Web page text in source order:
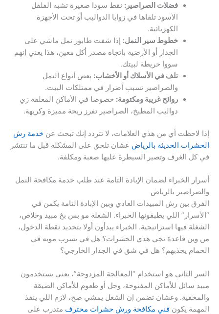
فضلات الصراصير: نقط سودا صغيرة تشبه الفلفل
الأسود تلقاها في زوايا الدواليب أو تحت الأجهزة
الكهربائية.
خطوط سير النمل: إذا شفت طابور نمل ماشي على
الجدار أو الأرضية باتجاه مصدر أكل معين، هذا يعني إنهم
سووا خريطة لبيتك.
تلف في الأسلاك أو الأخشاب: بعض أنواع النمل
والصراصير تسبب أضرار في ممتلكات البيت.
روائح غريبة ومكتومة: خصوصا في الأماكن المغلقة زي
دواليب المطبخ، الصراصير تفرز ريحة مميزة وكريهة.
إذا لاحظت أي من هذي العلامات، لا تتردد إنك تبحث عن خدمة رش
الحشرات الحديثة بالرياض عشان تلحق على المشكلة قبل ما تنتشر
في كل الغرف وتصير السيطرة عليها صعبة ومكلفة.
أسرار الخبراء لضمان الإبادة التامة عند طلب خدمة مكافحة النمل
والصراصير بالرياض
الفرق بين رش المبيدات العادي وبين الإبادة التامة يكمن في
“الأسرار” اللي يطبقونها الخبراء. الشغلة مو بس بخ مبيد وخلاص،
الشغلة فيها استراتيجية. الخبراء يبدأون أولا بتحديد نقطة الدخول،
من وين قاعدة تجي هذي الحشرات؟ هل في تسرب مويه في
الحمام يجذبهم؟ هل في شق في الجدار الخارجي؟
السر الثاني هو استخدام “المعالجة المزدوجة”، يعني يستخدمون
مبيد سائل للأماكن المفتوحة، وجل أو طعوم للأماكن الضيقة
والمخفية. وعشان تضمن إن الشغل يمشي صح، لازم اللي ينفذ
المهمة يكون فني مكافحة ورش حشرات محترف متدرب على